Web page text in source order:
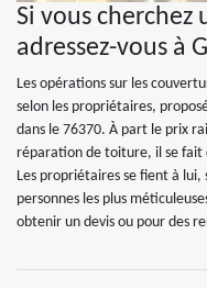
Si vous cherchez
adressez-vous à
Les opérations sur les
selon les propriétaires,
dans le 76370. À part le prix
réparation de toiture, il se fait
Les propriétaires se fient à
personnes les plus
obtenir un devis ou pour des